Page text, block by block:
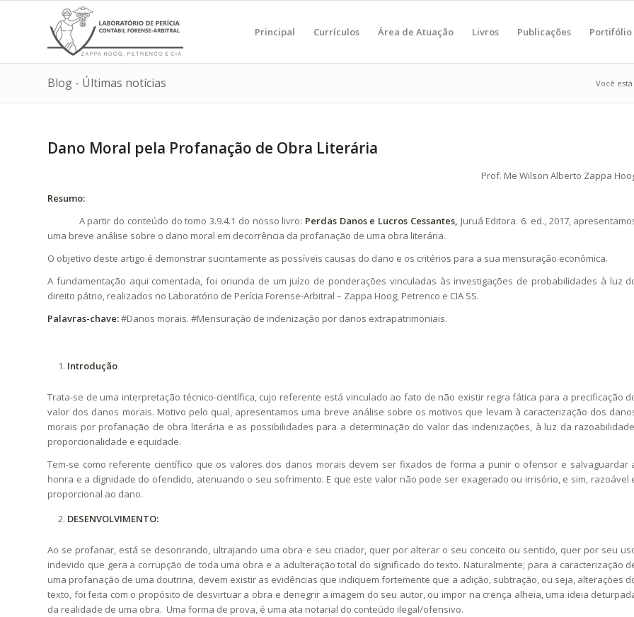
Principal Currículos Área de Atuação Livros Publicações Portifólio
Blog - Últimas notícias Você
Dano Moral pela Profanação de Obra Literária
Prof. Me Wilson Alberto Zappa
Resumo:
A partir do conteúdo do tomo 3.9.4.1 do nosso livro: Perdas Danos e Lucros Cessantes, Juruá Editora. 6. ed., 2017,
uma breve análise sobre o dano moral em decorrência da profanação de uma obra literária.
O objetivo deste artigo é demonstrar sucintamente as possíveis causas do dano e os critérios para a sua mensuração econômica.
A fundamentação aqui comentada, foi oriunda de um juízo de ponderações vinculadas às investigações de probabilidades à luz
direito pátrio, realizados no Laboratório de Perícia Forense-Arbitral – Zappa Hoog, Petrenco e CIA SS.
Palavras-chave:#Danos morais. #Mensuração de indenização por danos extrapatrimoniais.
Introdução
Trata-se de uma interpretação técnico-científica, cujo referente está vinculado ao fato de não existir regra fática para a precificação
valor dos danos morais. Motivo pelo qual, apresentamos uma breve análise sobre os motivos que levam à caracterização dos
morais por profanação de obra literária e as possibilidades para a determinação do valor das indenizações, à luz da
proporcionalidade e equidade.
Tem-se como referente científico que os valores dos danos morais devem ser fixados de forma a punir o ofensor e salvaguardar
honra e a dignidade do ofendido, atenuando o seu sofrimento. E que este valor não pode ser exagerado ou irrisório, e sim, razoável
proporcional ao dano.
DESENVOLVIMENTO:
Ao se profanar, está se desonrando, ultrajando uma obra e seu criador, quer por alterar o seu conceito ou sentido, quer por seu
indevido que gera a corrupção de toda uma obra e a adulteração total do significado do texto. Naturalmente; para a caracterização
uma profanação de uma doutrina, devem existir as evidências que indiquem fortemente que a adição, subtração, ou seja, alterações
texto, foi feita com o propósito de desvirtuar a obra e denegrir a imagem do seu autor, ou impor na crença alheia, uma ideia
da realidade de uma obra. Uma forma de prova, é uma ata notarial do conteúdo ilegal/ofensivo.